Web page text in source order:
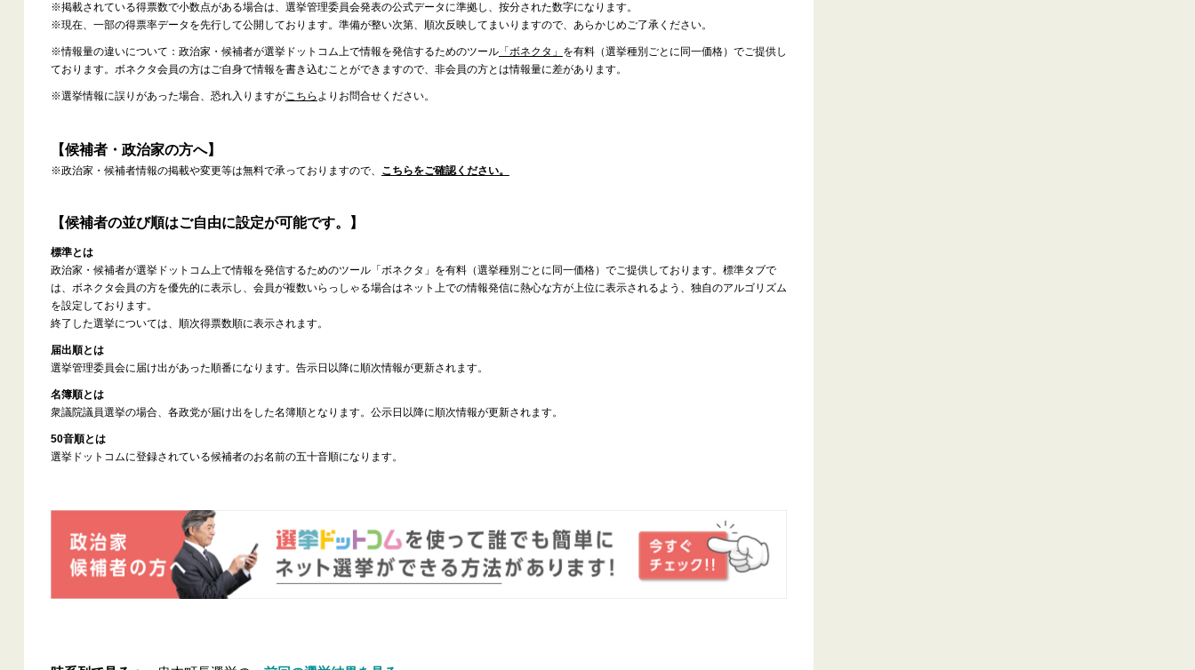
※掲載されている得票数で小数点がある場合は、選挙管理委員会発表の公式データに準拠し、按分された数字になります。
※現在、一部の得票率データを先行して公開しております。準備が整い次第、順次反映してまいりますので、あらかじめご了承ください。
※情報量の違いについて：政治家・候補者が選挙ドットコム上で情報を発信するためのツール「ボネクタ」 を有料（選挙種別ごとに同一価格）でご提供し
ております。ボネクタ会員の方はご自身で情報を書き込むことができますので、非会員の方とは情報量に差があります。
※選挙情報に誤りがあった場合、恐れ入りますがこちら よりお問合せください。
【候補者・政治家の方へ】
※政治家・候補者情報の掲載や変更等は無料で承っておりますので、 こちらをご確認ください。
【候補者の並び順はご自由に設定が可能です。】
標準とは
政治家・候補者が選挙ドットコム上で情報を発信するためのツール「ボネクタ」を有料（選挙種別ごとに同一価格）でご提供しております。標準タブで
は、ボネクタ会員の方を優先的に表示し、会員が複数いらっしゃる場合はネット上での情報発信に熱心な方が上位に表示されるよう、独自のアルゴリズム
を設定しております。
終了した選挙については、順次得票数順に表示されます。
届出順とは
選挙管理委員会に届け出があった順番になります。告示日以降に順次情報が更新されます。
名簿順とは
衆議院議員選挙の場合、各政党が届け出をした名簿順となります。公示日以降に順次情報が更新されます。
50音順とは
選挙ドットコムに登録されている候補者のお名前の五十音順になります。